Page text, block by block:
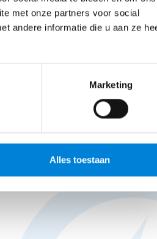
met onze partners voor social
andere informatie die u aan ze
Marketing
Alles toestaan